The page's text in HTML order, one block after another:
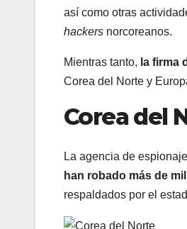
así como otras
hackers norcoreanos.
Mientras tanto, la firma
Corea del Norte y
Corea del
La agencia de
han robado más de
respaldados por el